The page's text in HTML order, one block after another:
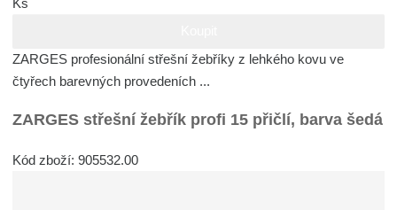
Ks
ZARGES profesionální střešní žebříky z lehkého kovu ve
čtyřech barevných provedeních ...
ZARGES střešní žebřík profi 15 přičlí, barva šedá
Kód zboží: 905532.00